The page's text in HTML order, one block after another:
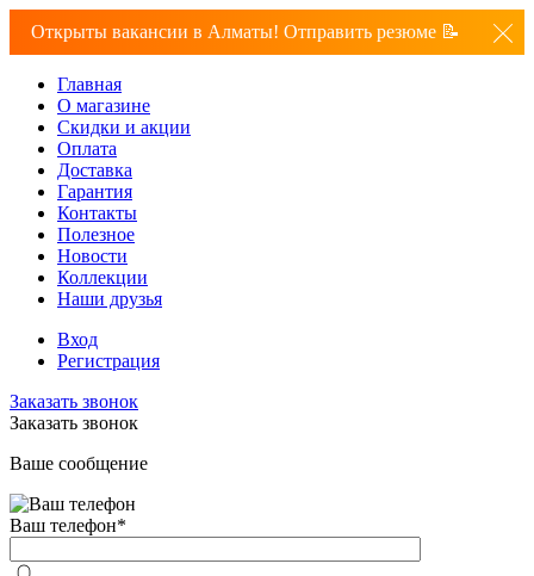
Открыты вакансии в Алматы! Отправить резюме 📝
Главная
О магазине
Скидки и акции
Оплата
Доставка
Гарантия
Контакты
Полезное
Новости
Коллекции
Наши друзья
Вход
Регистрация
Заказать звонок
Заказать звонок
Ваше сообщение
Ваш телефон*